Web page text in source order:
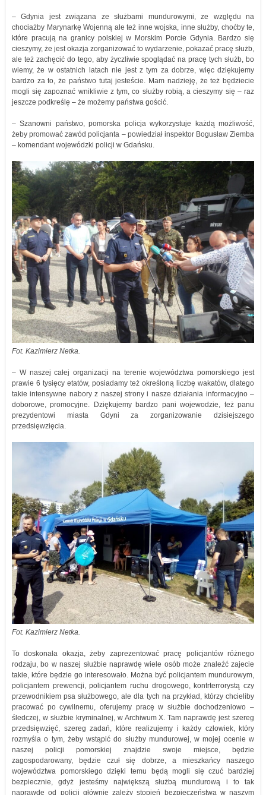
– Gdynia jest związana ze służbami mundurowymi, ze względu na
chociażby Marynarkę Wojenną ale też inne wojska, inne służby, choćby te,
które pracują na granicy polskiej w Morskim Porcie Gdynia. Bardzo się
cieszymy, że jest okazja zorganizować to wydarzenie, pokazać pracę służb,
ale też zachęcić do tego, aby życzliwie spoglądać na pracę tych służb, bo
wiemy, że w ostatnich latach nie jest z tym za dobrze, więc dziękujemy
bardzo za to, że państwo tutaj jesteście. Mam nadzieję, że też będziecie
mogli się zapoznać wnikliwie z tym, co służby robią, a cieszymy się – raz
jeszcze podkreślę – że możemy państwa gościć.
– Szanowni państwo, pomorska policja wykorzystuje każdą możliwość,
żeby promować zawód policjanta – powiedział inspektor Bogusław Ziemba
– komendant wojewódzki policji w Gdańsku.
Fot. Kazimierz Netka.
– W naszej całej organizacji na terenie województwa pomorskiego jest
prawie 6 tysięcy etatów, posiadamy też określoną liczbę wakatów, dlatego
takie intensywne nabory z naszej strony i nasze działania informacyjno –
doborowe, promocyjne. Dziękujemy bardzo pani wojewodzie, też panu
prezydentowi miasta Gdyni za zorganizowanie dzisiejszego
przedsięwzięcia.
Fot. Kazimierz Netka.
To doskonała okazja, żeby zaprezentować pracę policjantów różnego
rodzaju, bo w naszej służbie naprawdę wiele osób może znaleźć zajecie
takie, które będzie go interesowało. Można być policjantem mundurowym,
policjantem prewencji, policjantem ruchu drogowego, kontrterrorystą czy
przewodnikiem psa służbowego, ale dla tych na przykład, którzy chcieliby
pracować po cywilnemu, oferujemy pracę w służbie dochodzeniowo –
śledczej, w służbie kryminalnej, w Archiwum X. Tam naprawdę jest szereg
przedsięwzięć, szereg zadań, które realizujemy i każdy człowiek, który
rozmyśla o tym, żeby wstąpić do służby mundurowej, w mojej ocenie w
naszej policji pomorskiej znajdzie swoje miejsce, będzie
zagospodarowany, będzie czuł się dobrze, a mieszkańcy naszego
województwa pomorskiego dzięki temu będą mogli się czuć bardziej
bezpiecznie, gdyż jesteśmy największą służbą mundurową i to tak
naprawdę od policji głównie zależy stopień bezpieczeństwa w naszym